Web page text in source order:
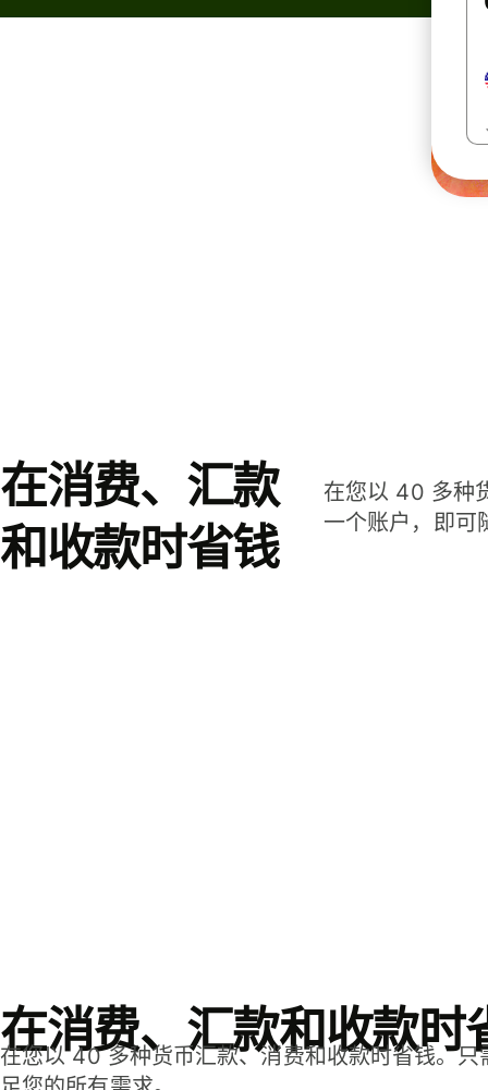
在消费、汇款
和收款时省钱
在您以 40 多种
一个账户，即可
在消费、汇款和收款时
在您以 40 多种货币汇款、消费和收款时省钱。